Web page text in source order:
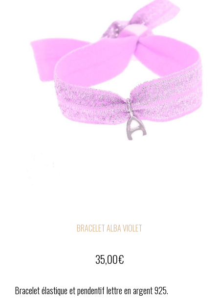
BRACELET ALBA VIOLET
35,00€
Bracelet élastique et pendentif lettre en argent 925.